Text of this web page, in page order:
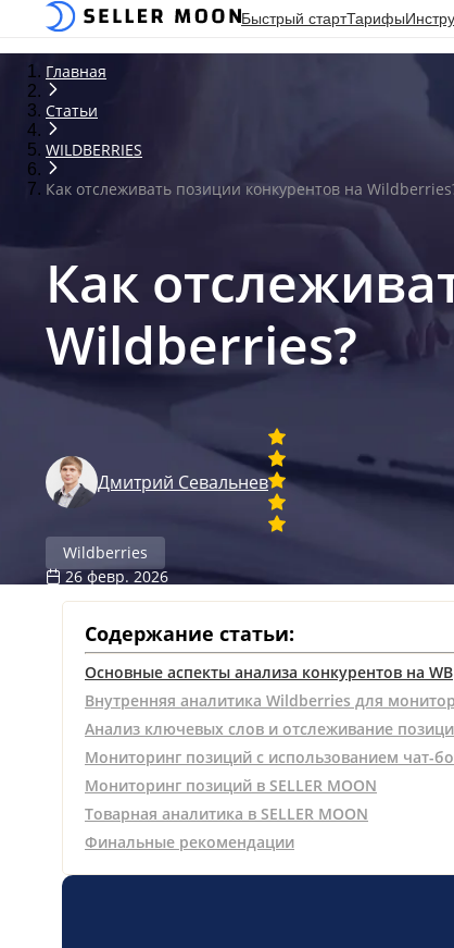
Быстрый стартТарифы
Главная
Статьи
WILDBERRIES
Как отслеживать позиции конкурентов на
Как
Wildberries?
Дмитрий Севальнев
Wildberries
26 февр. 2026
Содержание статьи:
Основные аспекты анализа конкурентов на WB
Внутренняя аналитика Wildberries для
Анализ ключевых слов и отслеживание
Мониторинг позиций с использованием чат-
Мониторинг позиций в SELLER MOON
Товарная аналитика в SELLER MOON
Финальные рекомендации